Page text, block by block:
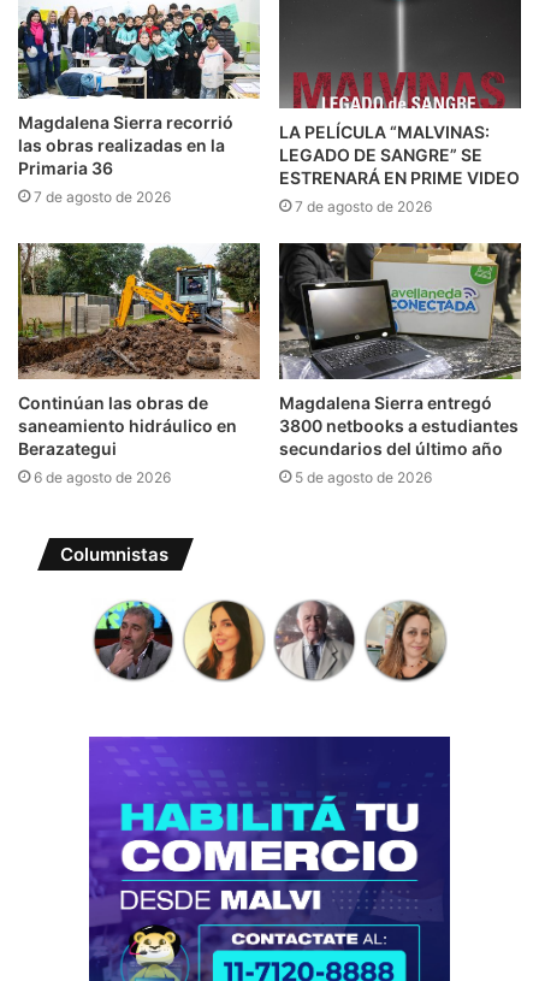
Magdalena Sierra recorrió
las obras realizadas en la
Primaria 36
7 de agosto de 2026
LA PELÍCULA “MALVINAS:
LEGADO DE SANGRE” SE
ESTRENARÁ EN PRIME VIDEO
7 de agosto de 2026
Continúan las obras de
saneamiento hidráulico en
Berazategui
6 de agosto de 2026
Magdalena Sierra entregó
3800 netbooks a estudiantes
secundarios del último año
5 de agosto de 2026
Columnistas